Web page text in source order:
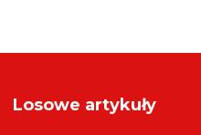
Losowe artykuły